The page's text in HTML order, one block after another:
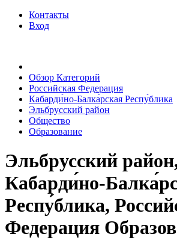
Контакты
Вход
Обзор Категорий
Российская Федерация
Кабарди́но-Балка́рская Респу́блика
Эльбрусский район
Общество
Образование
Эльбрусский
Кабарди́но-
Респу́блика,
Федерация